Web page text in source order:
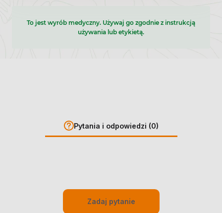
To jest wyrób medyczny. Używaj go zgodnie z instrukcją
używania lub etykietą.
Pytania i odpowiedzi (0)
Zadaj pytanie